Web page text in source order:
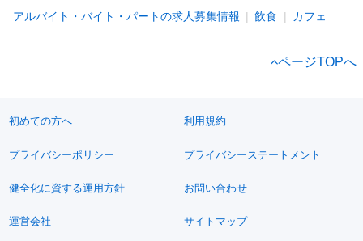
アルバイト・バイト・パートの求人募集情報 飲食 カフェ
ページTOPへ
初めての方へ 利用規約
プライバシーポリシー プライバシーステートメント
健全化に資する運用方針 お問い合わせ
運営会社 サイトマップ